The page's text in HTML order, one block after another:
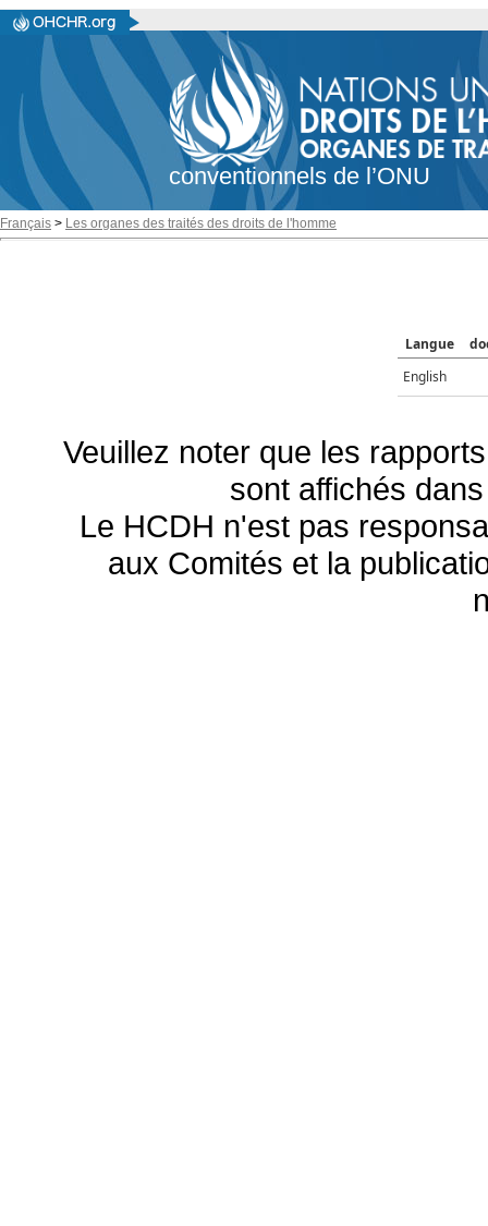
conventionnels de l’ONU
Français > Les organes des traités des droits de l'homme
Langue
English
Veuillez noter que les
sont affichés
Le HCDH n'est pas
aux Comités et la